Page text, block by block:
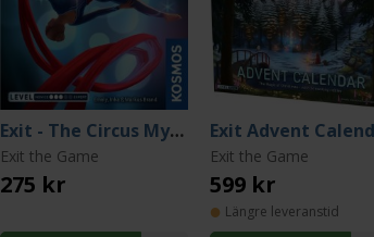
Exit - The Circus Mystery
Exit the Game
275 kr
Exit the Game
599 kr
Längre leveranstid